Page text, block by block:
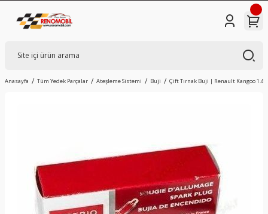
Anasayfa Tüm Yedek Parçalar Ateşleme Sistemi Buji Çift Tırnak Buji | Renault Kangoo 1.4